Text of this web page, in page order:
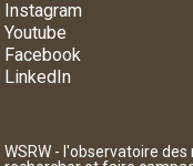
Instagram
Youtube
Facebook
LinkedIn
WSRW - l'observatoire